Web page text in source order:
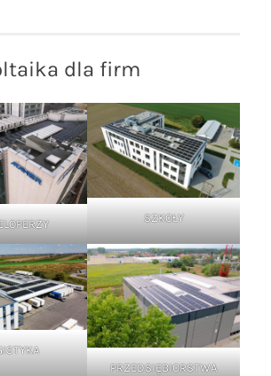
dla firm
SZKOŁY
PRZEDSIĘBIORSTWA